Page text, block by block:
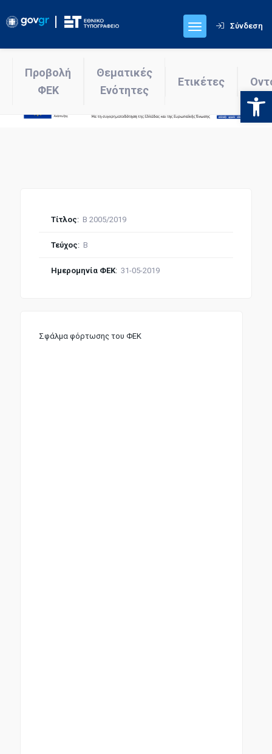
Σύνδεση
Προβολή
ΦΕΚ
Θεματικές
Ενότητες
Ετικέτες
Σφάλμα φόρτωσης του ΦΕΚ
Τίτλος: Β 2005/2019
Τεύχος: Β
Ημερομηνία ΦΕΚ: 31-05-2019